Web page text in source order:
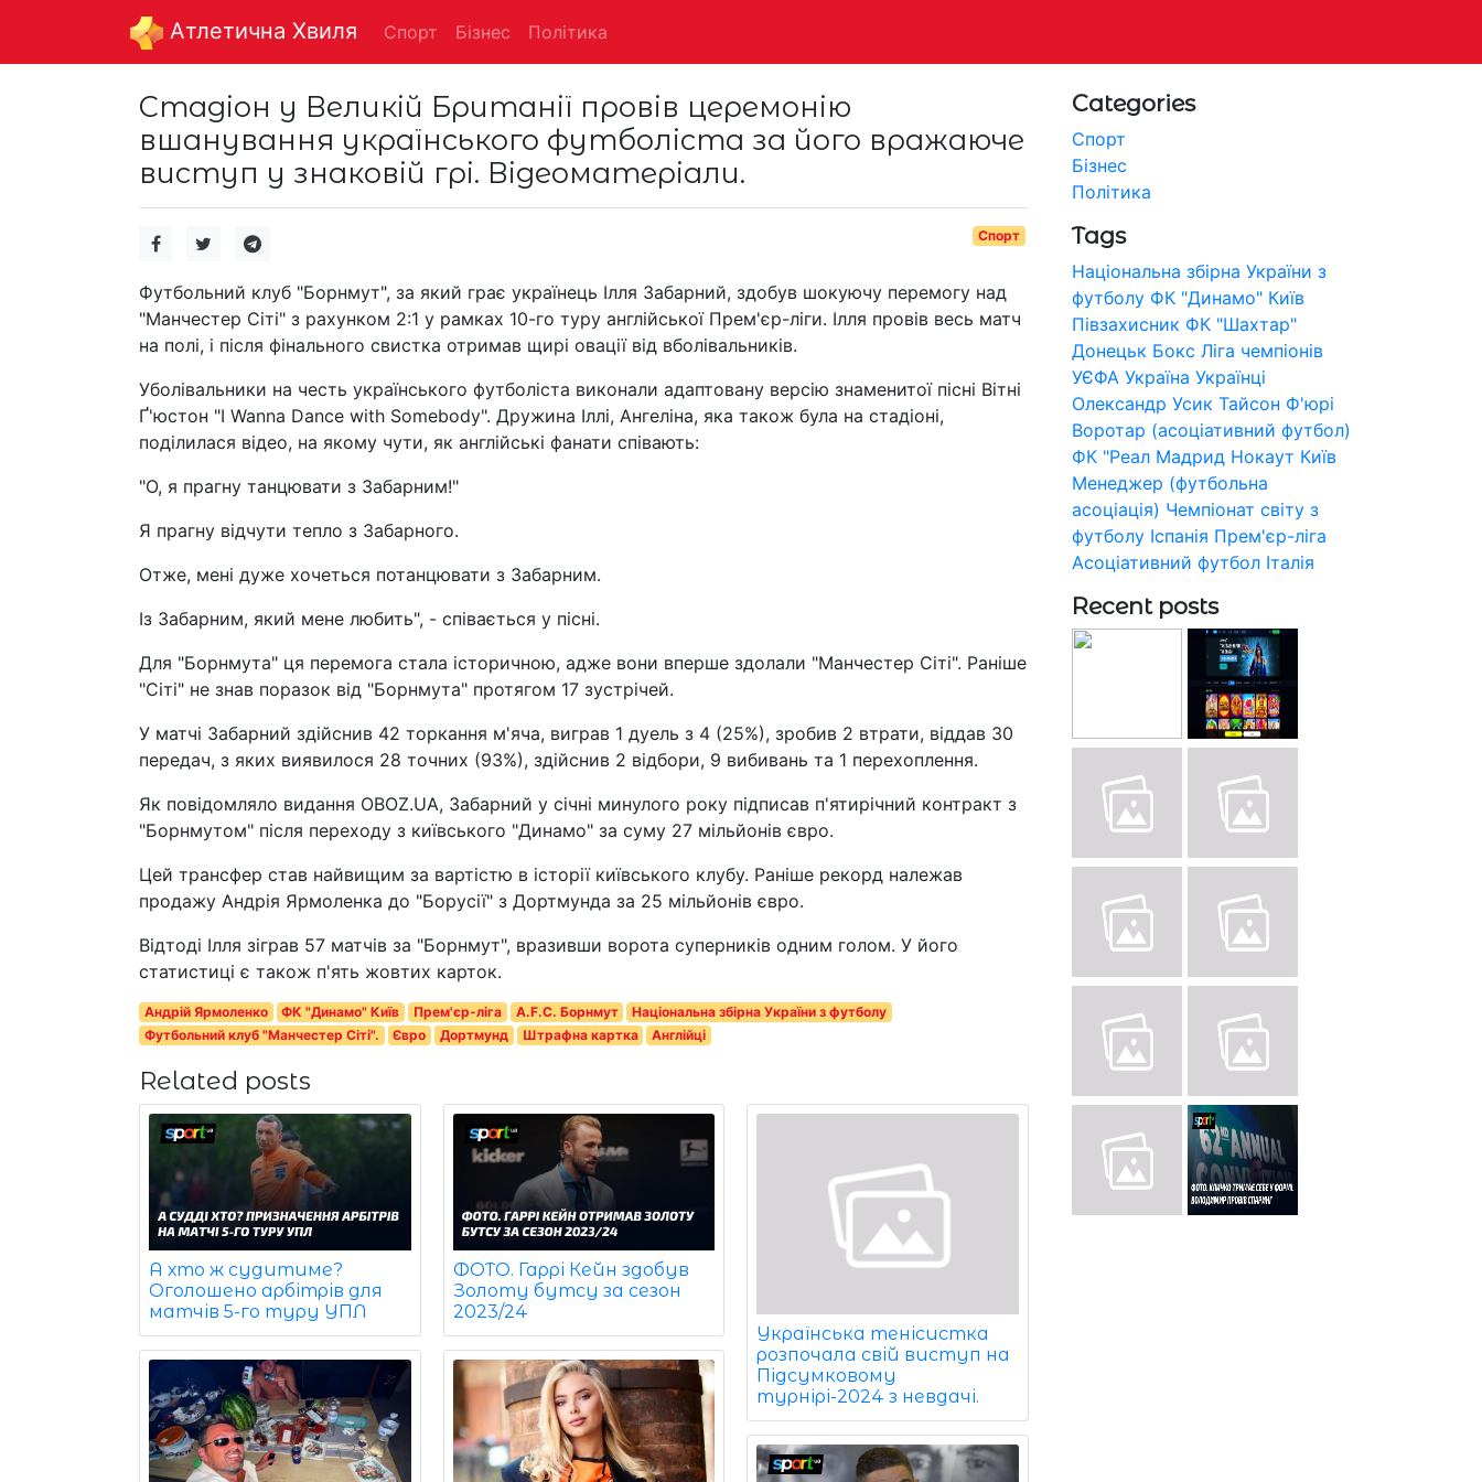
Aтлетична Хвиля Спорт Бізнес Політика
Стадіон у Великій Британії провів церемонію
вшанування українського футболіста за його вражаюче
виступ у знаковій грі. Відеоматеріали.
Спорт
Футбольний клуб "Борнмут", за який грає українець Ілля Забарний, здобув шокуючу перемогу над
"Манчестер Сіті" з рахунком 2:1 у рамках 10-го туру англійської Прем'єр-ліги. Ілля провів весь матч
на полі, і після фінального свистка отримав щирі овації від вболівальників.
Уболівальники на честь українського футболіста виконали адаптовану версію знаменитої пісні Вітні
Ґ'юстон "I Wanna Dance with Somebody". Дружина Іллі, Ангеліна, яка також була на стадіоні,
поділилася відео, на якому чути, як англійські фанати співають:
"О, я прагну танцювати з Забарним!"
Я прагну відчути тепло з Забарного.
Отже, мені дуже хочеться потанцювати з Забарним.
Із Забарним, який мене любить", - співається у пісні.
Для "Борнмута" ця перемога стала історичною, адже вони вперше здолали "Манчестер Сіті". Раніше
"Сіті" не знав поразок від "Борнмута" протягом 17 зустрічей.
У матчі Забарний здійснив 42 торкання м'яча, виграв 1 дуель з 4 (25%), зробив 2 втрати, віддав 30
передач, з яких виявилося 28 точних (93%), здійснив 2 відбори, 9 вибивань та 1 перехоплення.
Як повідомляло видання OBOZ.UA, Забарний у січні минулого року підписав п'ятирічний контракт з
"Борнмутом" після переходу з київського "Динамо" за суму 27 мільйонів євро.
Цей трансфер став найвищим за вартістю в історії київського клубу. Раніше рекорд належав
продажу Андрія Ярмоленка до "Борусії" з Дортмунда за 25 мільйонів євро.
Відтоді Ілля зіграв 57 матчів за "Борнмут", вразивши ворота суперників одним голом. У його
статистиці є також п'ять жовтих карток.
Андрій Ярмоленко ФК "Динамо" Київ Прем'єр-ліга A.F.C. Борнмут
Національна збірна України з футболу
Футбольний клуб "Манчестер Сіті".
Євро Дортмунд Штрафна картка Англійці
Related posts
А хто ж судитиме?
Оголошено арбітрів для
матчів 5-го туру УПЛ
ФОТО. Гаррі Кейн здобув
Золоту бутсу за сезон
2023/24
Українська тенісистка
розпочала свій виступ на
Підсумковому
турнірі-2024 з невдачі.
Categories
Спорт
Бізнес
Політика
Tags
Національна збірна України з
футболу ФК "Динамо" Київ
Півзахисник ФК "Шахтар"
Донецьк Бокс Ліга чемпіонів
УЄФА Україна Українці
Олександр Усик Тайсон Ф'юрі
Воротар (асоціативний футбол)
ФК "Реал Мадрид Нокаут Київ
Менеджер (футбольна
асоціація) Чемпіонат світу з
футболу Іспанія Прем'єр-ліга
Асоціативний футбол Італія
Recent posts